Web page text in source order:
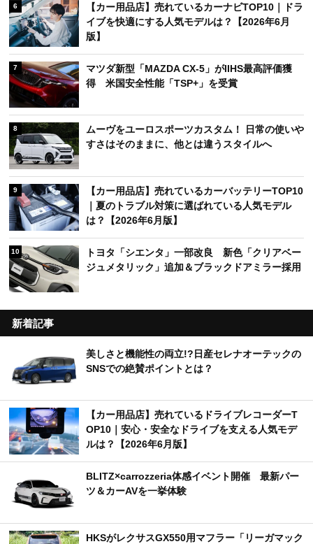
6
【カー用品店】売れているカーナビTOP10｜ドラ
イブを快適にする人気モデルは？【2026年6月
版】
7
マツダ新型「MAZDA CX-5」がIIHS最高評価獲
得 米国安全性能「TSP+」を受賞
8
ムーヴをユーロスポーツカスタム！ 日常の使いや
すさはそのままに、他とは違うスタイルへ
9
【カー用品店】売れているカーバッテリーTOP10
｜夏のトラブル対策に選ばれている人気モデル
は？【2026年6月版】
10
トヨタ「シエンタ」一部改良 新色「クリアベー
ジュメタリック」追加＆ブラックドアミラー採用
新着記事
美しさと機能性の両立!?日産セレナオーテックの
SNSでの絶賛ポイントとは？
【カー用品店】売れているドライブレコーダーT
OP10｜安心・安全なドライブを支える人気モデ
ルは？【2026年6月版】
BLITZ×carrozzeria体感イベント開催 最新パー
ツ＆カーAVを一挙体験
HKSがレクサスGX550用マフラー「リーガマック